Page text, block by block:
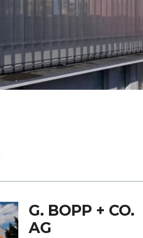
G. BOPP + CO.
AG